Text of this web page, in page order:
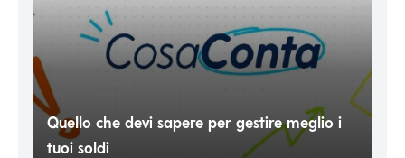
Quello che devi sapere per gestire meglio i
tuoi soldi